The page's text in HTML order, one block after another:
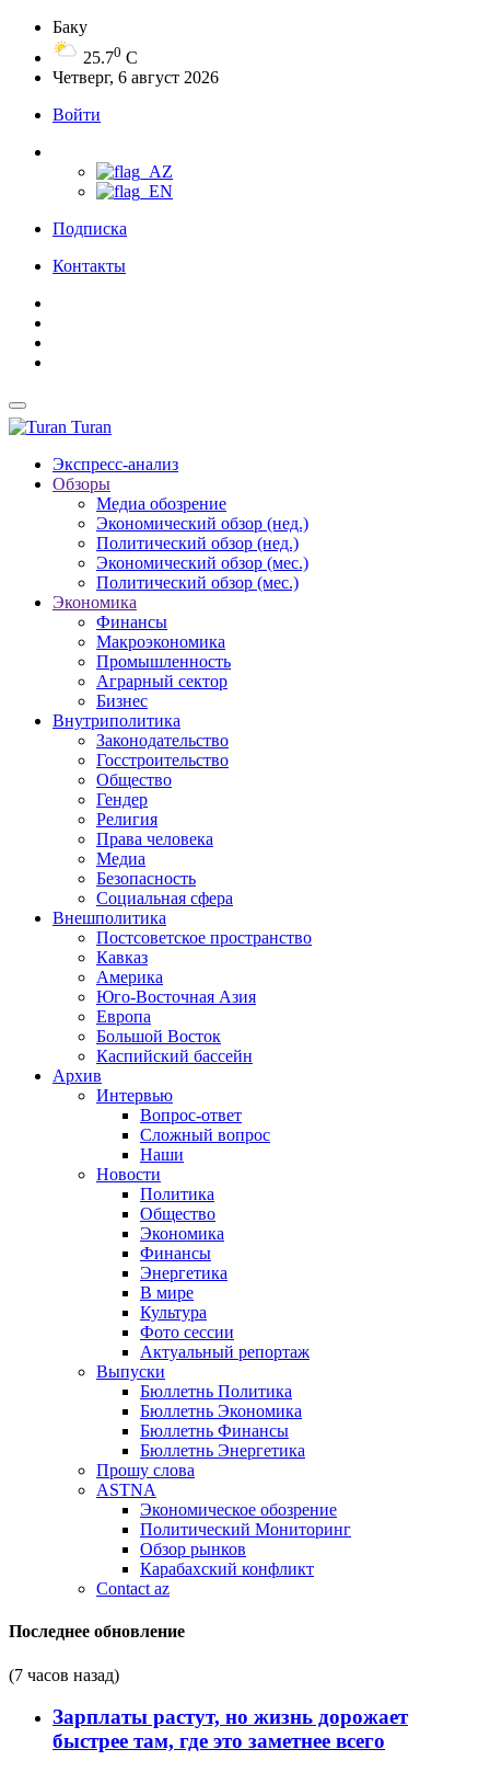
Баку
25.70 C
Четверг, 6 август 2026
Войти
Подписка
Контакты
Turan
Экспресс-анализ
Обзоры
Медиа обозрение
Экономический обзор (нед.)
Политический обзор (нед.)
Экономический обзор (мес.)
Политический обзор (мес.)
Экономика
Финансы
Макроэкономика
Промышленность
Аграрный сектор
Бизнес
Внутриполитика
Законодательство
Госстроительство
Общество
Гендер
Религия
Права человека
Медиа
Безопасность
Социальная сфера
Внешполитика
Постсоветское пространство
Кавказ
Америка
Юго-Восточная Азия
Европа
Большой Восток
Каспийский бассейн
Архив
Интервью
Вопрос-ответ
Сложный вопрос
Наши
Новости
Политика
Общество
Экономика
Финансы
Энергетика
В мире
Культура
Фото сессии
Актуальный репортаж
Выпуски
Бюллетнь Политика
Бюллетнь Экономика
Бюллетнь Финансы
Бюллетнь Энергетика
Прошу слова
ASTNA
Экономическое обозрение
Политический Мониторинг
Обзор рынков
Карабахский конфликт
Contact az
Последнее обновление
(7 часов назад)
Зарплаты растут, но жизнь дорожает
быстрее там, где это заметнее всего